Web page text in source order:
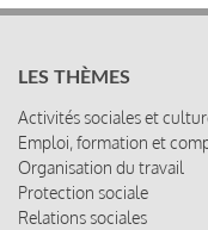
LES THÈMES
Activités sociales et
Emploi, formation et
Organisation du travail
Protection sociale
Relations sociales